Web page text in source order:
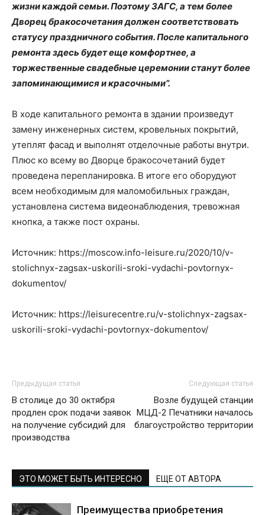
жизни каждой семьи. Поэтому ЗАГС, а тем более
Дворец бракосочетания должен соответствовать
статусу праздничного события. После капитального
ремонта здесь будет еще комфортнее, а
торжественные свадебные церемонии станут более
запоминающимися и красочными”.
В ходе капитального ремонта в здании произведут
замену инженерных систем, кровельных покрытий,
утеплят фасад и выполнят отделочные работы внутри.
Плюс ко всему во Дворце бракосочетаний будет
проведена перепланировка. В итоге его оборудуют
всем необходимым для маломобильных граждан,
установлена система видеонаблюдения, тревожная
кнопка, а также пост охраны.
Источник: https://moscow.info-leisure.ru/2020/10/v-
stolichnyx-zagsax-uskorili-sroki-vydachi-povtornyx-
dokumentov/
Источник: https://leisurecentre.ru/v-stolichnyx-zagsax-
uskorili-sroki-vydachi-povtornyx-dokumentov/
Предыдущая статья
В столице до 30 октября
продлен срок подачи заявок
на получение субсидий для
производства
Следующая статья
Возле будущей станции
МЦД-2 Печатники началось
благоустройство территории
ЭТО МОЖЕТ БЫТЬ ИНТЕРЕСНО ЕЩЕ ОТ АВТОРА
Преимущества приобретения